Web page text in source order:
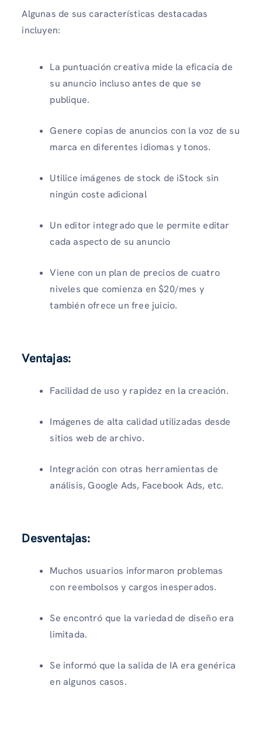
Algunas de sus características destacadas
incluyen:
La puntuación creativa mide la eficacia de
su anuncio incluso antes de que se
publique.
Genere copias de anuncios con la voz de su
marca en diferentes idiomas y tonos.
Utilice imágenes de stock de iStock sin
ningún coste adicional
Un editor integrado que le permite editar
cada aspecto de su anuncio
Viene con un plan de precios de cuatro
niveles que comienza en $20/mes y
también ofrece un free juicio.
Ventajas:
Facilidad de uso y rapidez en la creación.
Imágenes de alta calidad utilizadas desde
sitios web de archivo.
Integración con otras herramientas de
análisis, Google Ads, Facebook Ads, etc.
Desventajas:
Muchos usuarios informaron problemas
con reembolsos y cargos inesperados.
Se encontró que la variedad de diseño era
limitada.
Se informó que la salida de IA era genérica
en algunos casos.